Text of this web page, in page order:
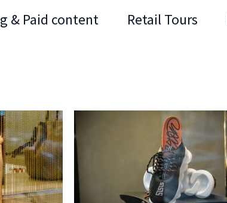
& Paid content Retail Tours